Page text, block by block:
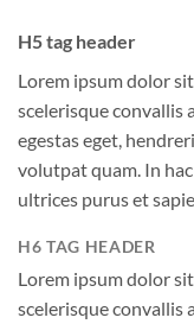
H5 tag header
Lorem ipsum dolor
scelerisque convallis
egestas eget,
volutpat quam. In
ultrices purus et
H6 TAG HEADER
Lorem ipsum dolor
scelerisque convallis